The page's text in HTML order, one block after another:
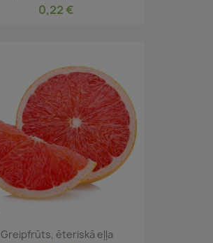
0,22 €
Greipfrūts, ēteriskā eļļa